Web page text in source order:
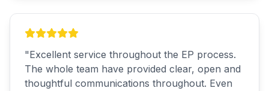
"Excellent service throughout the EP process.
The whole team have provided clear, open and
thoughtful communications throughout. Even